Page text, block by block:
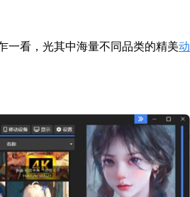
一看，光其中海量不同品类的精美动